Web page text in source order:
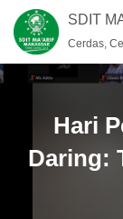
SDIT
Cerdas,
Hari
Daring: